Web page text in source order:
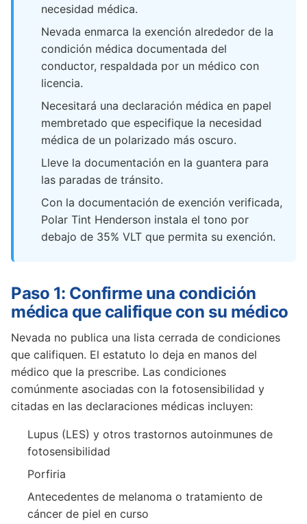
necesidad médica.
Nevada enmarca la exención alrededor de la
condición médica documentada del
conductor, respaldada por un médico con
licencia.
Necesitará una declaración médica en papel
membretado que especifique la necesidad
médica de un polarizado más oscuro.
Lleve la documentación en la guantera para
las paradas de tránsito.
Con la documentación de exención verificada,
Polar Tint Henderson instala el tono por
debajo de 35% VLT que permita su exención.
Paso 1: Confirme una condición
médica que califique con su médico
Nevada no publica una lista cerrada de condiciones
que califiquen. El estatuto lo deja en manos del
médico que la prescribe. Las condiciones
comúnmente asociadas con la fotosensibilidad y
citadas en las declaraciones médicas incluyen:
Lupus (LES) y otros trastornos autoinmunes de
fotosensibilidad
Porfiria
Antecedentes de melanoma o tratamiento de
cáncer de piel en curso